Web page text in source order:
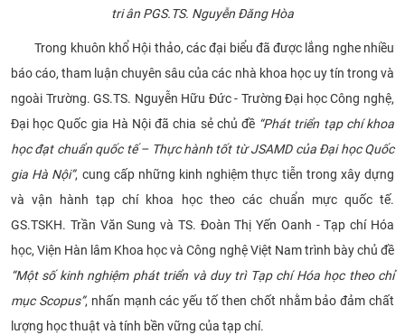
tri ân PGS.TS. Nguyễn Đăng Hòa
Trong khuôn khổ Hội thảo, các đại biểu đã được lắng nghe nhiều
báo cáo, tham luận chuyên sâu của các nhà khoa học uy tín trong và
ngoài Trường. GS.TS. Nguyễn Hữu Đức - Trường Đại học Công nghệ,
Đại học Quốc gia Hà Nội đã chia sẻ chủ đề “Phát triển tạp chí khoa
học đạt chuẩn quốc tế – Thực hành tốt từ JSAMD của Đại học Quốc
gia Hà Nội”, cung cấp những kinh nghiệm thực tiễn trong xây dựng
và vận hành tạp chí khoa học theo các chuẩn mực quốc tế.
GS.TSKH. Trần Văn Sung và TS. Đoàn Thị Yến Oanh - Tạp chí Hóa
học, Viện Hàn lâm Khoa học và Công nghệ Việt Nam trình bày chủ đề
“Một số kinh nghiệm phát triển và duy trì Tạp chí Hóa học theo chỉ
mục Scopus”, nhấn mạnh các yếu tố then chốt nhằm bảo đảm chất
lượng học thuật và tính bền vững của tạp chí.